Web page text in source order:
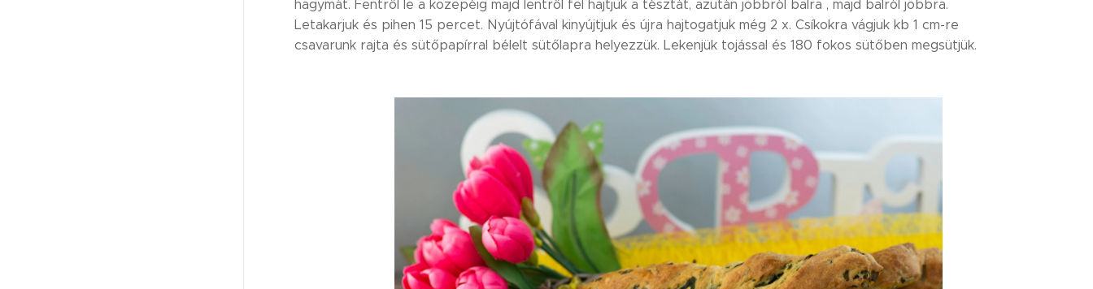
hagymát. Fentről le a közepéig majd lentről fel hajtjuk a tésztát, azután jobbról balra , majd balról jobbra.
Letakarjuk és pihen 15 percet. Nyújtófával kinyújtjuk és újra hajtogatjuk még 2 x. Csíkokra vágjuk kb 1 cm-re
csavarunk rajta és sütőpapírral bélelt sütőlapra helyezzük. Lekenjük tojással és 180 fokos sütőben megsütjük.